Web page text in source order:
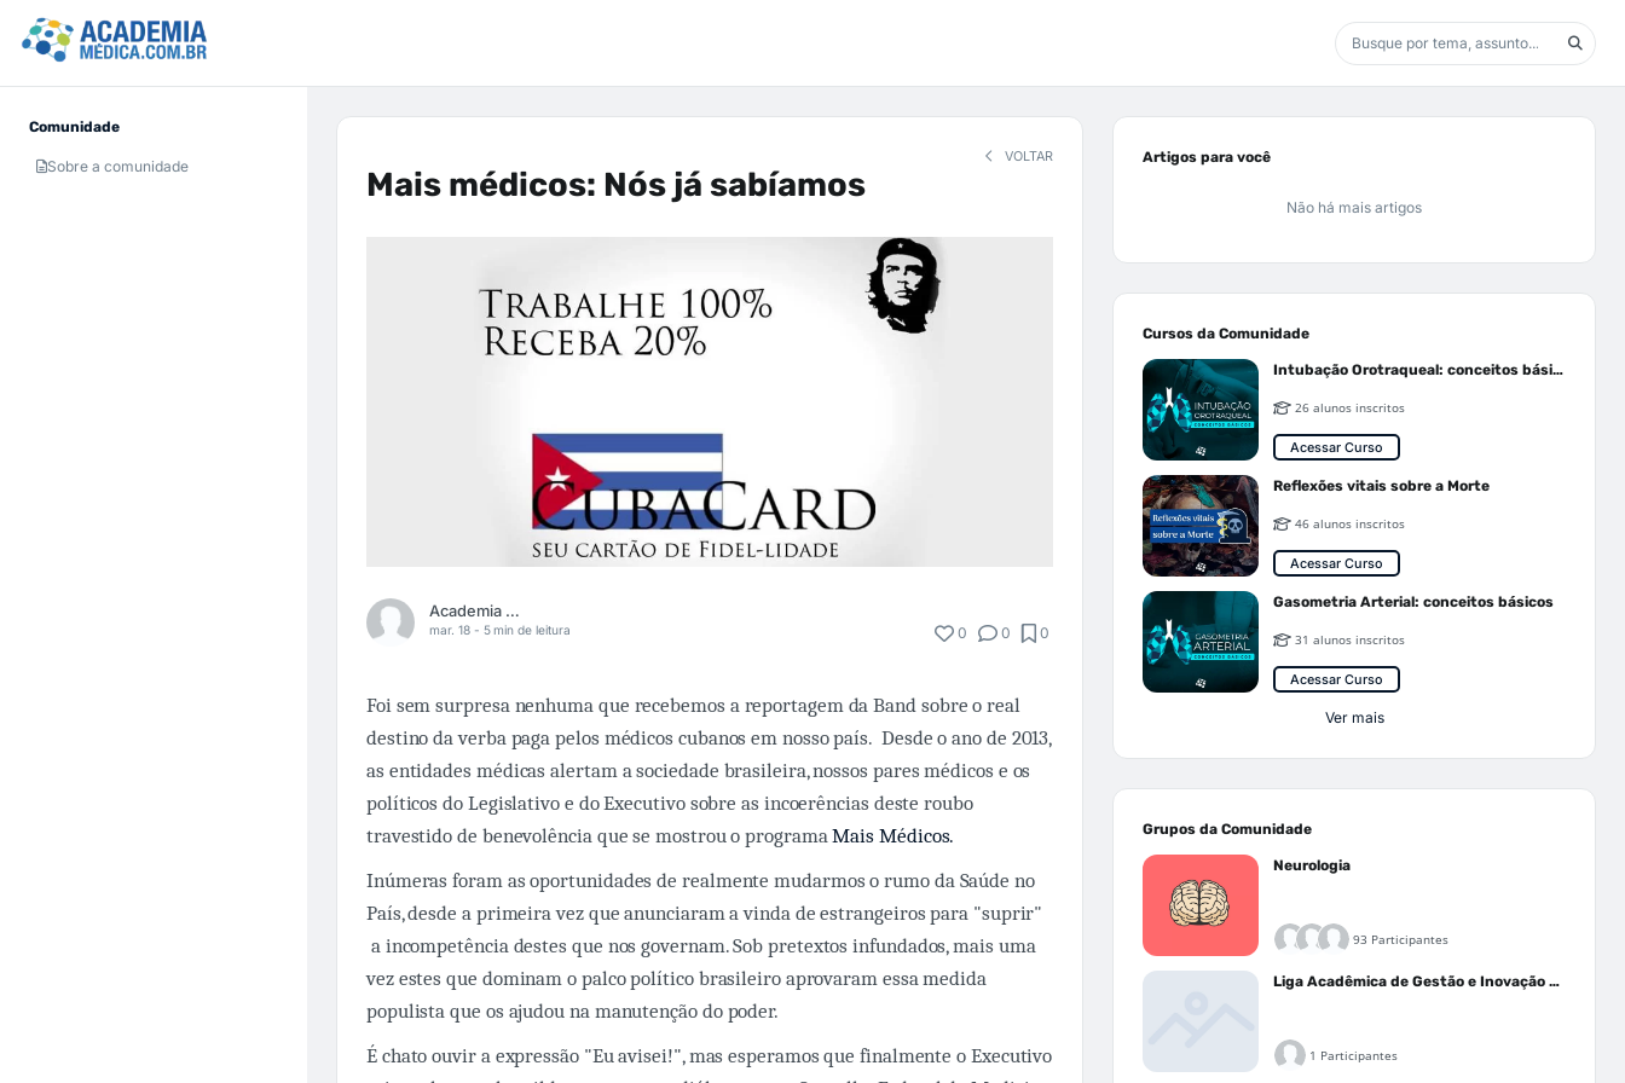
Comunidade
Sobre a comunidade
VOLTAR
Mais médicos: Nós já sabíamos
Academia Médica
mar. 18 - 5 min de leitura 0 0 0
Foi sem surpresa nenhuma que recebemos a reportagem da Band sobre o real
destino da verba paga pelos médicos cubanos em nosso país. Desde o ano de 2013,
as entidades médicas alertam a sociedade brasileira, nossos pares médicos e os
políticos do Legislativo e do Executivo sobre as incoerências deste roubo
travestido de benevolência que se mostrou o programaMais Médicos.
Inúmeras foram as oportunidades de realmente mudarmos o rumo da Saúde no
País, desde a primeira vez que anunciaram a vinda de estrangeiros para "suprir"
a incompetência destes que nos governam. Sob pretextos infundados, mais uma
vez estes que dominam o palco político brasileiro aprovaram essa medida
populista que os ajudou na manutenção do poder.
É chato ouvir a expressão "Eu avisei!", mas esperamos que finalmente o Executivo
Artigos para você
Não há mais artigos
Cursos da Comunidade
Intubação Orotraqueal: conceitos básicos
26 alunos inscritos
Acessar Curso
Reflexões vitais sobre a Morte
46 alunos inscritos
Acessar Curso
Gasometria Arterial: conceitos básicos
31 alunos inscritos
Acessar Curso
Ver mais
Grupos da Comunidade
Neurologia
93 Participantes
Liga Acadêmica de Gestão e Inovação Médica - LAGIM
1 Participantes